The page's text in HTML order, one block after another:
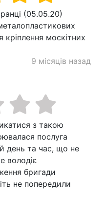
(05.05.20)
кріплення москітних
9 місяців назад
з такою
послуга
день та час, що не
володіє
бригади
не попередили